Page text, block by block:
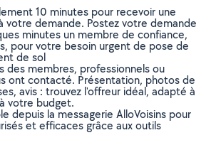
10 minutes pour recevoir une
votre demande. Postez votre demande
minutes un membre de confiance,
pour votre besoin urgent de pose de
de sol
des membres, professionnels ou
ont contacté. Présentation, photos de
avis : trouvez l'offreur idéal, adapté à
votre budget.
depuis la messagerie AlloVoisins pour
et efficaces grâce aux outils